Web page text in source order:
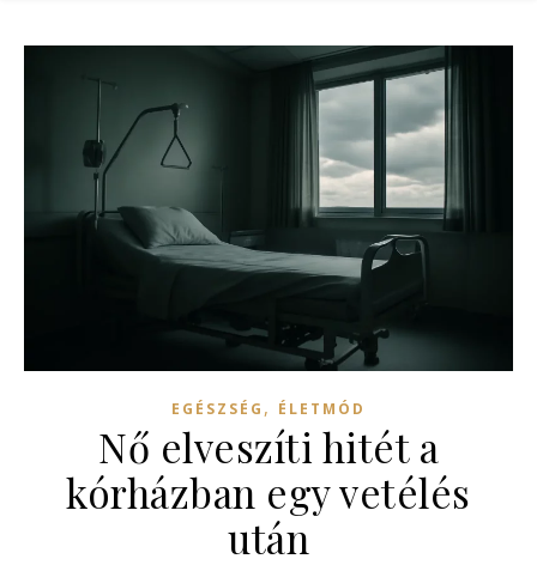
EGÉSZSÉG , ÉLETMÓD
Nő elveszíti hitét a
kórházban egy vetélés
után